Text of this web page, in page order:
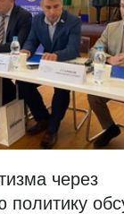
через